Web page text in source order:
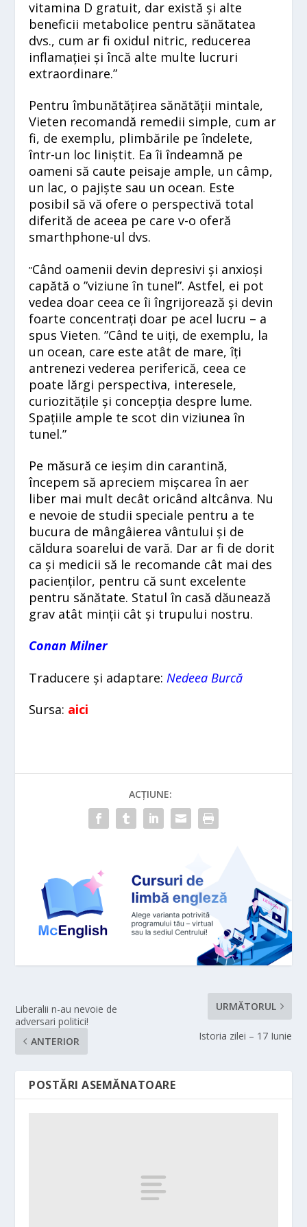
vitamina D gratuit, dar există și alte
beneficii metabolice pentru sănătatea
dvs., cum ar fi oxidul nitric, reducerea
inflamației și încă alte multe lucruri
extraordinare.”
Pentru îmbunătățirea sănătății mintale,
Vieten recomandă remedii simple, cum ar
fi, de exemplu, plimbările pe îndelete,
într-un loc liniștit. Ea îi îndeamnă pe
oameni să caute peisaje ample, un câmp,
un lac, o pajiște sau un ocean. Este
posibil să vă ofere o perspectivă total
diferită de aceea pe care v-o oferă
smarthphone-ul dvs.
”Când oamenii devin depresivi și anxioși
capătă o ”viziune în tunel”. Astfel, ei pot
vedea doar ceea ce îi îngrijorează și devin
foarte concentrați doar pe acel lucru – a
spus Vieten. ”Când te uiți, de exemplu, la
un ocean, care este atât de mare, îți
antrenezi vederea periferică, ceea ce
poate lărgi perspectiva, interesele,
curiozitățile și concepția despre lume.
Spațiile ample te scot din viziunea în
tunel.”
Pe măsură ce ieșim din carantină,
începem să apreciem mișcarea în aer
liber mai mult decât oricând altcânva. Nu
e nevoie de studii speciale pentru a te
bucura de mângâierea vântului și de
căldura soarelui de vară. Dar ar fi de dorit
ca și medicii să le recomande cât mai des
pacienților, pentru că sunt excelente
pentru sănătate. Statul în casă dăunează
grav atât minții cât și trupului nostru.
Conan Milner
Traducere și adaptare:Nedeea Burcă
Sursa: aici
ACȚIUNE:
Liberalii n-au nevoie de
adversari politici!
ANTERIOR
URMĂTORUL
Istoria zilei – 17 Iunie
POSTĂRI ASEMĂNATOARE